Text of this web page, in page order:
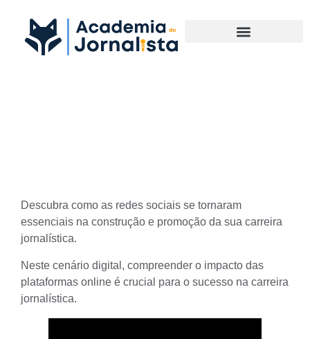
Descubra como as redes sociais se tornaram
essenciais na construção e promoção da sua carreira
jornalística.
Neste cenário digital, compreender o impacto das
plataformas online é crucial para o sucesso na carreira
jornalística.